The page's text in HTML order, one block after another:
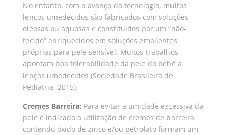
No entanto, com o avanço da tecnologia, muitos
lenços umedecidos são fabricados com soluções
oleosas ou aquosas e constituídos por um “não-
tecido” enriquecidos em soluções emolientes
próprias para pele sensível. Muitos trabalhos
apontam boa tolerabilidade da pele do bebê a
lenços umedecidos (Sociedade Brasileira de
Pediatria, 2015).
Cremes Barreira: Para evitar a umidade excessiva da
pele é indicado a utilização de cremes de barreira
contendo óxido de zinco e/ou petrolato formam um